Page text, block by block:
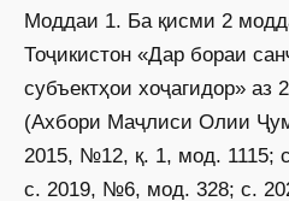
Моддаи 1. Ба қисми 2
Тоҷикистон «Дар бораи
субъектҳои хоҷагидор» аз
(Ахбори Маҷлиси Олии
2015, №12, қ. 1, мод. 1115;
с. 2019, №6, мод. 328; с.